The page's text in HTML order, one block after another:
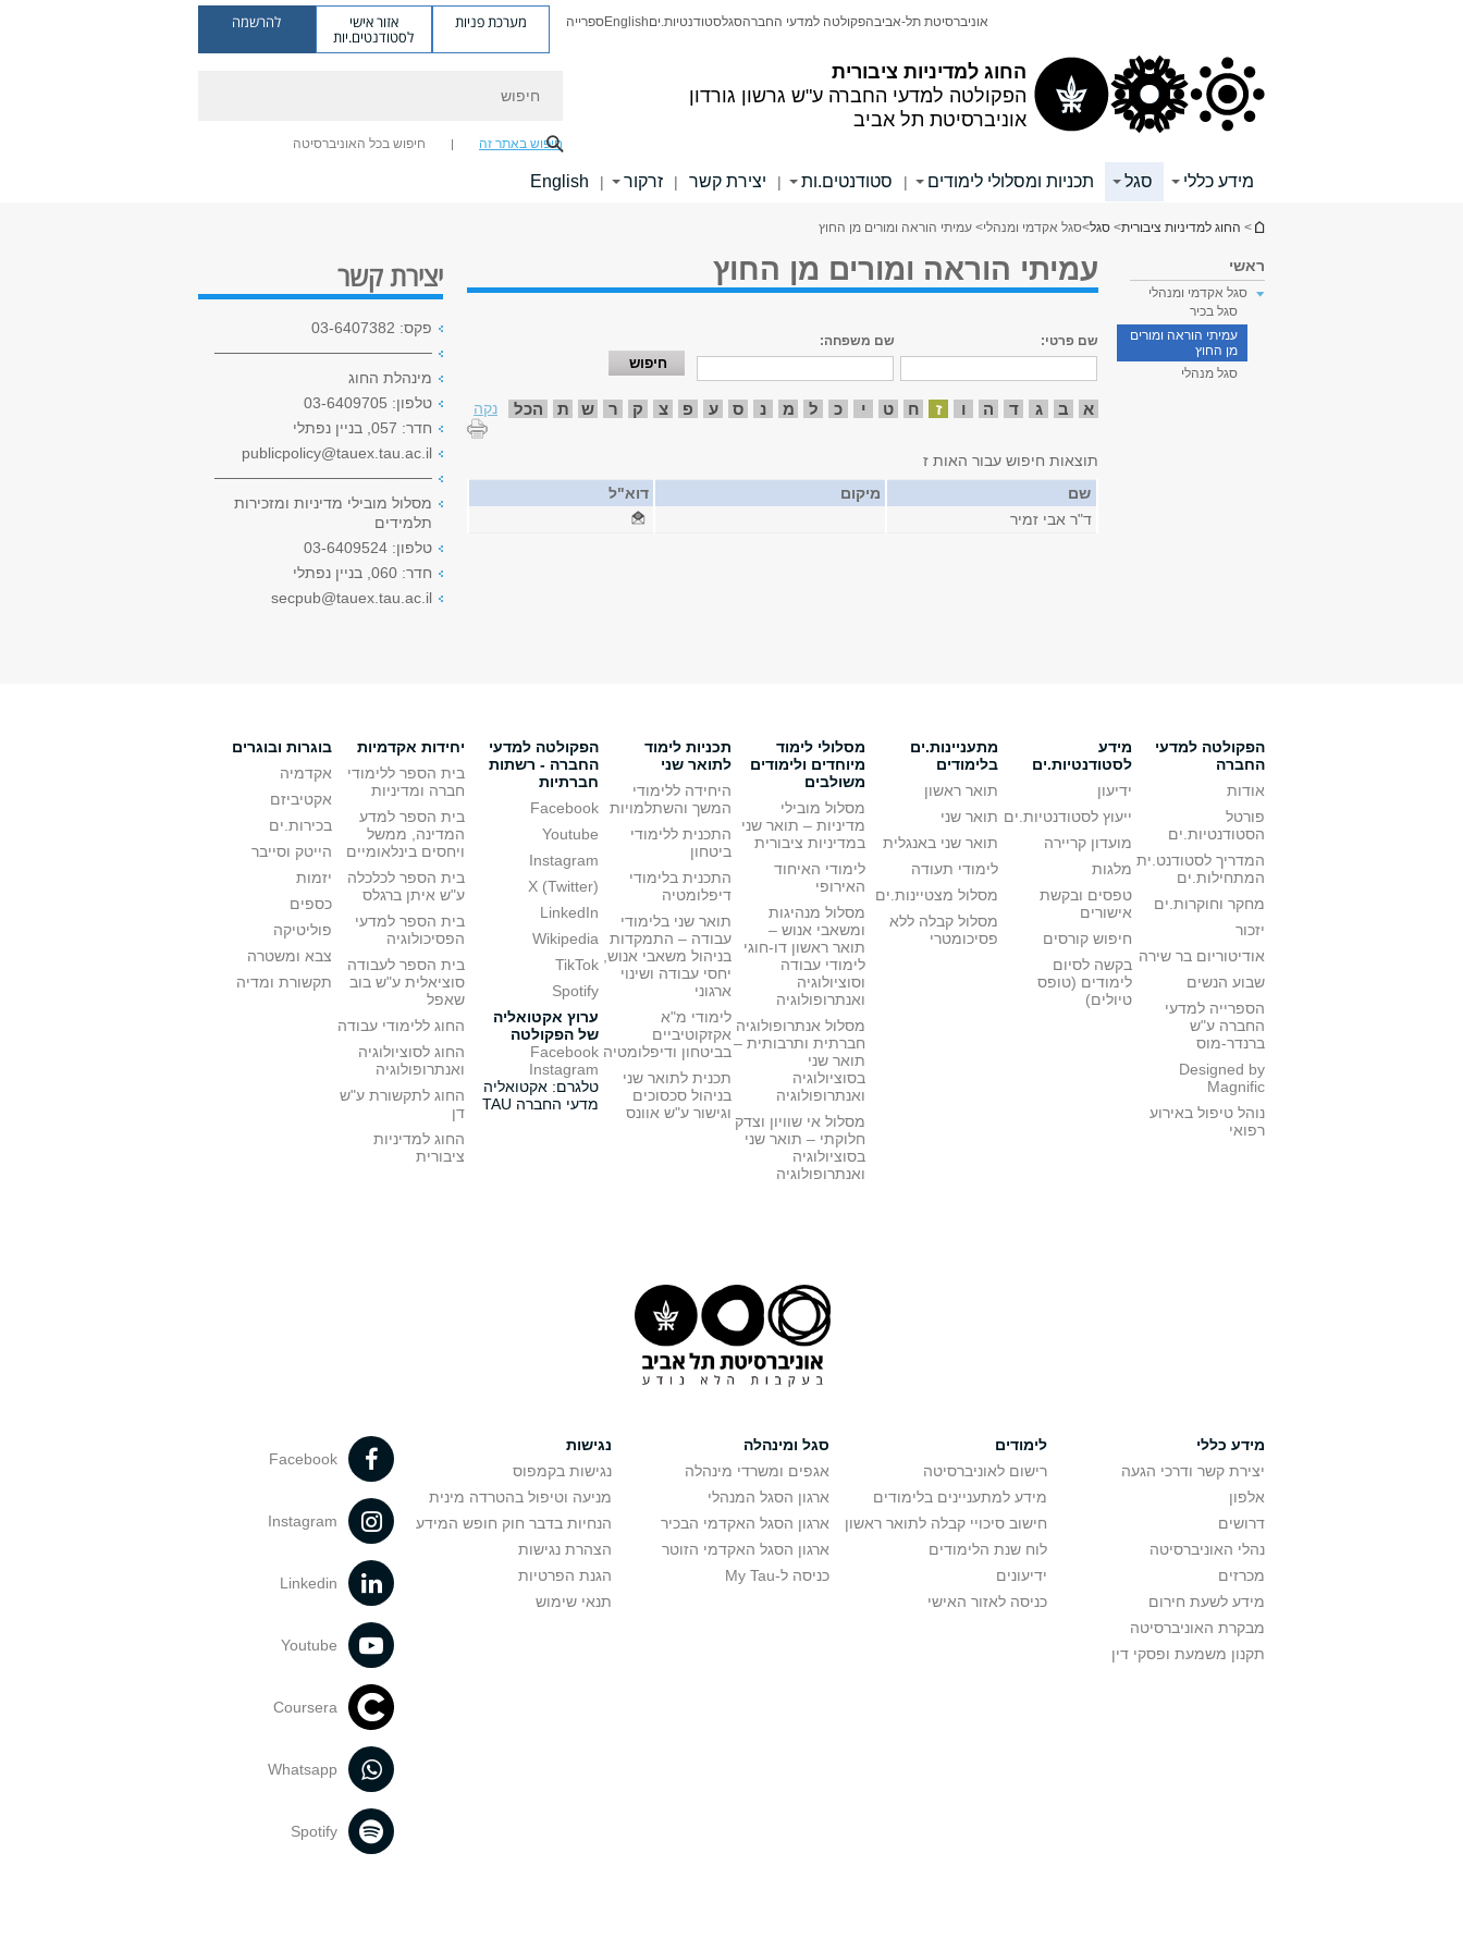
החוג למדיניות ציבורית
הפקולטה למדעי החברה ע"ש גרשון גורדון
אוניברסיטת תל אביב
אוניברסיטת תל-אביבהפקולטה למדעי החברהסגלסטודנטיות.יםEnglishספרייה מערכת פניות אזור אישי
לסטודנטים.יות
להרשמה
חיפוש באתר זה חיפוש בכל האוניברסיטה
מידע כללי סגל תכניות ומסלולי לימודים | סטודנטים.ות | יצירת קשר | זרקור |
English
הינך נמצא כאן
> החוג למדיניות ציבורית> סגל>סגל אקדמי ומנהלי> עמיתי הוראה ומורים מן החוץ
ראשי
סגל אקדמי ומנהלי
סגל בכיר
עמיתי הוראה ומורים
מן החוץ
סגל מנהלי
עמיתי הוראה ומורים מן החוץ
שם פרטי: שם משפחה:
א ב ג ד ה ו ז ח ט י כ ל מ נ ס ע פ צ ק ר ש ת הכל נקה
תוצאות חיפוש עבור האות ז
שם
מיקום
דוא"ל
ד"ר אבי זמיר
יצירת קשר
פקס: 03-6407382
────────────────────
מינהלת החוג
טלפון: 03-6409705
חדר: 057, בניין נפתלי
publicpolicy@tauex.tau.ac.il
────────────────────
מסלול מובילי מדיניות ומזכירות
תלמידים
טלפון: 03-6409524
חדר: 060, בניין נפתלי
secpub@tauex.tau.ac.il
הפקולטה למדעי
החברה
אודות
פורטל
הסטודנטיות.ים
המדריך לסטודנט.ית
המתחילות.ים
מחקר וחוקרות.ים
יזכור
אודיטוריום בר שירה
שבוע הנשים
הספרייה למדעי
החברה ע"ש
ברנדר-מוס
Designed by
Magnific
נוהל טיפול באירוע
רפואי
מידע
לסטודנטיות.ים
ידיעון
ייעוץ לסטודנטיות.ים
מועדון קריירה
מלגות
טפסים ובקשת
אישורים
חיפוש קורסים
בקשה לסיום
לימודים (טופס
טיולים)
מתעניינות.ים
בלימודים
תואר ראשון
תואר שני
תואר שני באנגלית
לימודי תעודה
מסלול מצטיינות.ים
מסלול קבלה ללא
פסיכומטרי
מסלולי לימוד
מיוחדים ולימודים
משולבים
מסלול מובילי
מדיניות – תואר שני
במדיניות ציבורית
לימודי האיחוד
האירופי
מסלול מנהיגות
ומשאבי אנוש –
תואר ראשון דו-חוגי
לימודי עבודה
וסוציולוגיה
ואנתרופולוגיה
מסלול אנתרופולוגיה
חברתית ותרבותית –
תואר שני
בסוציולוגיה
ואנתרופולוגיה
מסלול אי שוויון וצדק
חלוקתי – תואר שני
בסוציולוגיה
ואנתרופולוגיה
תכניות לימוד
לתואר שני
היחידה ללימודי
המשך והשתלמויות
התכנית ללימודי
ביטחון
התכנית בלימודי
דיפלומטיה
תואר שני בלימודי
עבודה – התמקדות
בניהול משאבי אנוש,
יחסי עבודה ושינוי
ארגוני
לימודי מ"א
אקזקוטיביים
בביטחון ודיפלומטיה
תכנית לתואר שני
בניהול סכסוכים
וגישור ע"ש אוונס
הפקולטה למדעי
החברה - רשתות
חברתיות
Facebook
Youtube
Instagram
X (Twitter)
LinkedIn
Wikipedia
TikTok
Spotify
ערוץ אקטואליה
של הפקולטה
Facebook
Instagram
טלגרם: אקטואליה
מדעי החברה TAU
יחידות אקדמיות
בית הספר ללימודי
חברה ומדיניות
בית הספר למדע
המדינה, ממשל
ויחסים בינלאומיים
בית הספר לכלכלה
ע"ש איתן ברגלס
בית הספר למדעי
הפסיכולוגיה
בית הספר לעבודה
סוציאלית ע"ש בוב
שאפל
החוג ללימודי עבודה
החוג לסוציולוגיה
ואנתרופולוגיה
החוג לתקשורת ע"ש
דן
החוג למדיניות
ציבורית
בוגרות ובוגרים
אקדמיה
אקטיביזם
בכירות.ים
הייטק וסייבר
יזמות
כספים
פוליטיקה
צבא ומשטרה
תקשורת ומדיה
מידע כללי
יצירת קשר ודרכי הגעה
אלפון
דרושים
נהלי האוניברסיטה
מכרזים
מידע לשעת חירום
מבקרת האוניברסיטה
תקנון משמעת ופסקי דין
לימודים
רישום לאוניברסיטה
מידע למתעניינים בלימודים
חישוב סיכויי קבלה לתואר ראשון
לוח שנת הלימודים
ידיעונים
כניסה לאזור האישי
סגל ומינהלה
אגפים ומשרדי מינהלה
ארגון הסגל המנהלי
ארגון הסגל האקדמי הבכיר
ארגון הסגל האקדמי הזוטר
כניסה ל-My Tau
נגישות
נגישות בקמפוס
מניעה וטיפול בהטרדה מינית
הנחיות בדבר חוק חופש המידע
הצהרת נגישות
הגנת הפרטיות
תנאי שימוש
Facebook
Instagram
Linkedin
Youtube
Coursera
Whatsapp
Spotify